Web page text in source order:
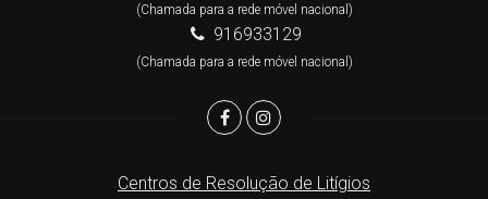
(Chamada para a rede móvel nacional)
916933129
(Chamada para a rede móvel nacional)
Centros de Resolução de Litígios